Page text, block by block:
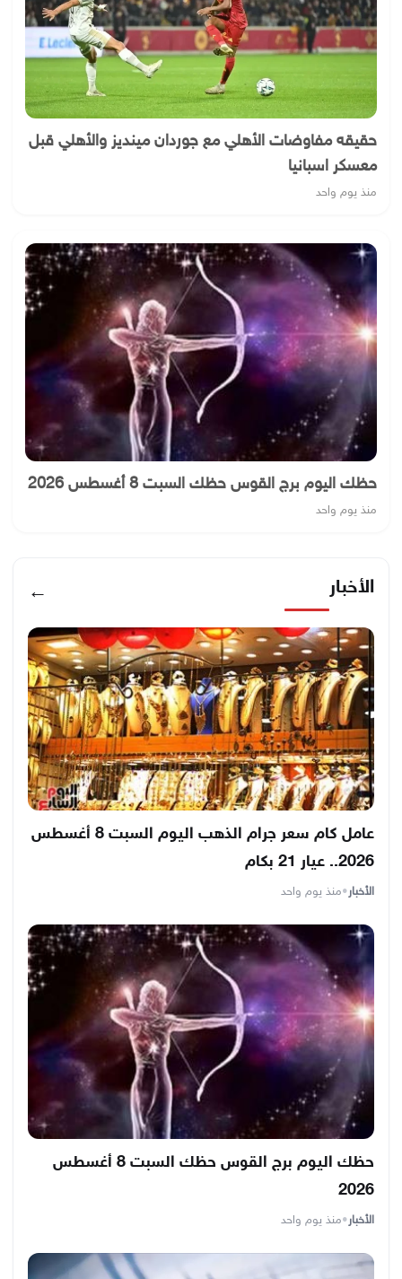
حقيقه مفاوضات الأهلي مع جوردان مينديز والأهلي قبل
معسكر اسبانيا
منذ يوم واحد
حظك اليوم برج القوس حظك السبت 8 أغسطس 2026
منذ يوم واحد
الأخبار ←
عامل كام سعر جرام الذهب اليوم السبت 8 أغسطس
2026.. عيار 21 بكام
الأخبار•منذ يوم واحد
حظك اليوم برج القوس حظك السبت 8 أغسطس
2026
الأخبار•منذ يوم واحد